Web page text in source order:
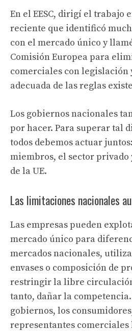
En el EESC, dirigí el trabajo
reciente que identificó
con el mercado único y
Comisión Europea para
comerciales con
adecuada de las reglas
Los gobiernos nacionales
por hacer. Para superar tal
todos debemos actuar
miembros, el sector
de la UE.
Las limitaciones nacionales
Las empresas pueden
mercado único para
mercados nacionales,
envases o composición de
restringir la libre
tanto, dañar la competencia.
gobiernos, los
representantes comerciales